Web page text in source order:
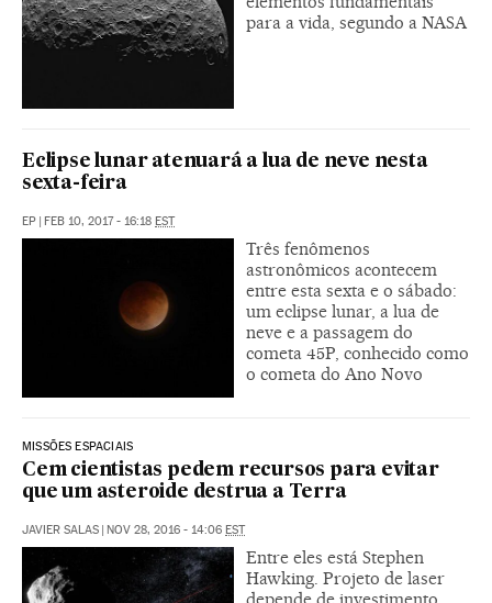
para a vida, segundo a NASA
Eclipse lunar atenuará a lua de neve nesta
sexta-feira
EP | FEB 10, 2017 - 16:18 EST
Três fenômenos
astronômicos acontecem
entre esta sexta e o sábado:
um eclipse lunar, a lua de
neve e a passagem do
cometa 45P, conhecido como
o cometa do Ano Novo
MISSÕES ESPACIAIS
Cem cientistas pedem recursos para evitar
que um asteroide destrua a Terra
JAVIER SALAS | NOV 28, 2016 - 14:06 EST
Entre eles está Stephen
Hawking. Projeto de laser